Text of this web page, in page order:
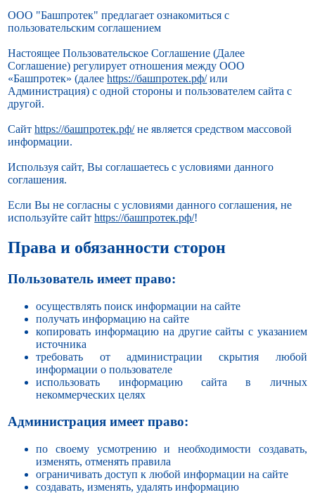
ООО "Башпротек" предлагает ознакомиться с
пользовательским соглашением
Настоящее Пользовательское Соглашение (Далее
Соглашение) регулирует отношения между ООО
«Башпротек» (далееhttps://башпротек.рф/или
Администрация) с одной стороны и пользователем сайта с
другой.
Сайтhttps://башпротек.рф/не является средством массовой
информации.
Используя сайт, Вы соглашаетесь с условиями данного
соглашения.
Если Вы не согласны с условиями данного соглашения, не
используйте сайтhttps://башпротек.рф/!
Права и обязанности сторон
Пользователь имеет право:
осуществлять поиск информации на сайте
получать информацию на сайте
копировать информацию на другие сайты с указанием
источника
требовать от администрации скрытия любой
информации о пользователе
использовать информацию сайта в личных
некоммерческих целях
Администрация имеет право:
по своему усмотрению и необходимости создавать,
изменять, отменять правила
ограничивать доступ к любой информации на сайте
создавать, изменять, удалять информацию